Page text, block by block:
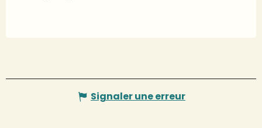
Signaler une erreur